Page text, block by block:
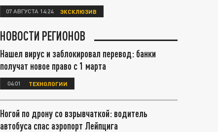
07 АВГУСТА 14:24 ЭКСКЛЮЗИВ
НОВОСТИ РЕГИОНОВ
Нашел вирус и заблокировал перевод: банки
получат новое право с 1 марта
04:01 ТЕХНОЛОГИИ
Ногой по дрону со взрывчаткой: водитель
автобуса спас аэропорт Лейпцига